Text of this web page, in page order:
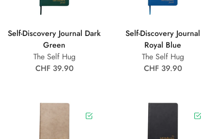
Self-Discovery Journal Dark
Green
The Self Hug
CHF 39.90
Self-Discovery Journal
Royal Blue
The Self Hug
CHF 39.90